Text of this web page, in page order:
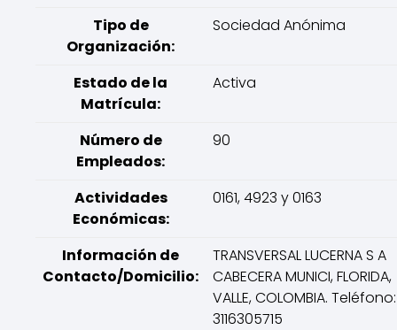
Tipo de
Organización:
Sociedad Anónima
Estado de la
Matrícula:
Activa
Número de
Empleados:
90
Actividades
Económicas:
0161, 4923 y 0163
Información de
Contacto/Domicilio:
TRANSVERSAL LUCERNA S A
CABECERA MUNICI, FLORIDA,
VALLE, COLOMBIA. Teléfono:
3116305715